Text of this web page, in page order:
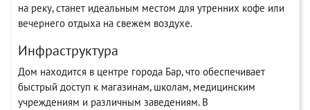
на реку, станет идеальным местом для утренних кофе или
вечернего отдыха на свежем воздухе.
Инфраструктура
Дом находится в центре города Бар, что обеспечивает
быстрый доступ к магазинам, школам, медицинским
учреждениям и различным заведениям. В